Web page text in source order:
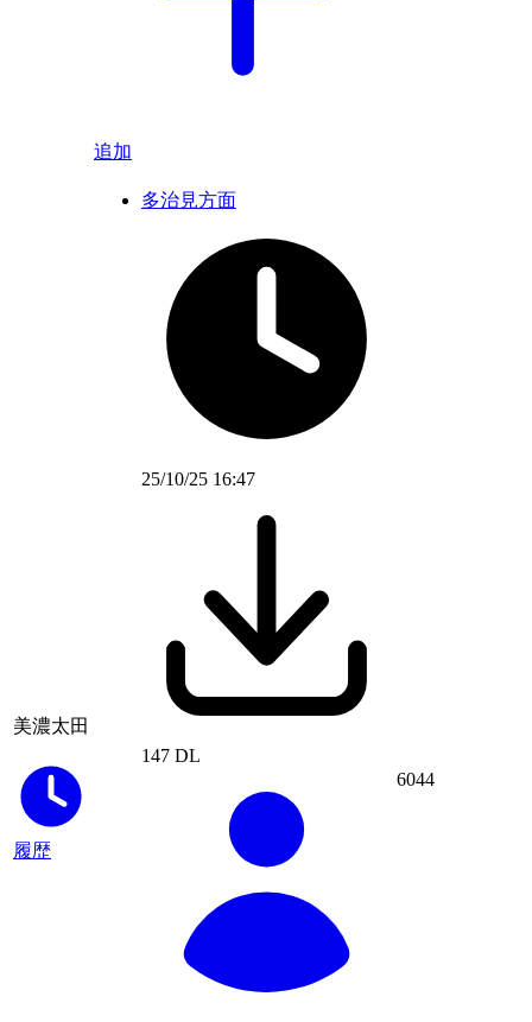
追加
美濃太田
履歴
多治見方面
25/10/25 16:47
147 DL
6044